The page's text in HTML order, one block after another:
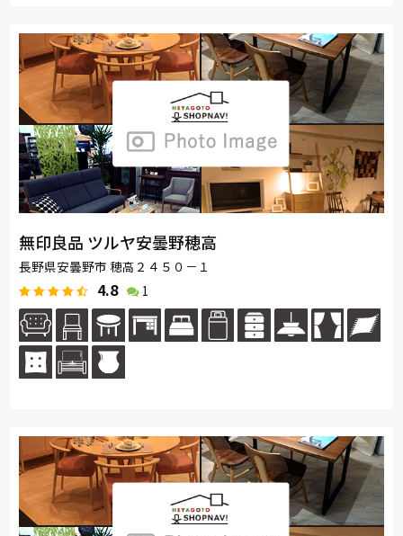
無印良品 ツルヤ安曇野穂高
長野県安曇野市 穂高２４５０－１
4.8 1